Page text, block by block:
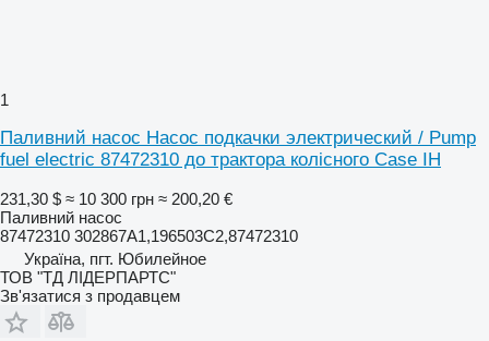
1
Паливний насос Насос подкачки электрический / Pump
fuel electric 87472310 до трактора колісного Case IH
231,30 $ ≈ 10 300 грн ≈ 200,20 €
Паливний насос
87472310 302867A1,196503C2,87472310
Україна, пгт. Юбилейное
ТОВ "ТД ЛІДЕРПАРТС"
Зв'язатися з продавцем